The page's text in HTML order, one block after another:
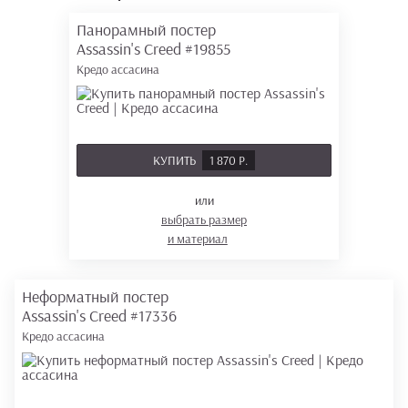
Панорамный постер
Assassin's Creed #19855
Кредо ассасина
КУПИТЬ 1 870 Р.
или
выбрать размер
и материал
Неформатный постер
Assassin's Creed #17336
Кредо ассасина